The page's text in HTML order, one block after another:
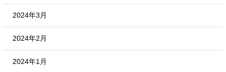
2024年3月
2024年2月
2024年1月